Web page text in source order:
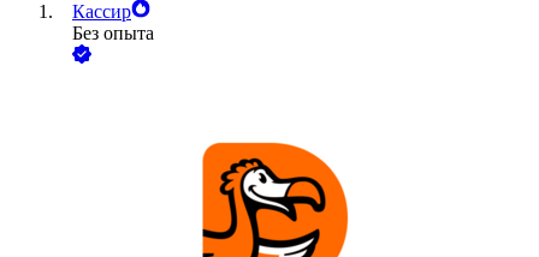
Кассир
Без опыта